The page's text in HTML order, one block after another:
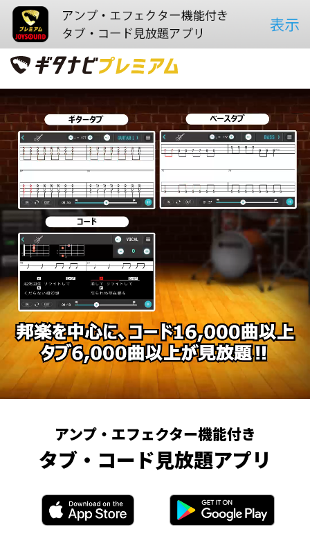
アンプ・エフェクター機能付き
タブ・コード見放題アプリ